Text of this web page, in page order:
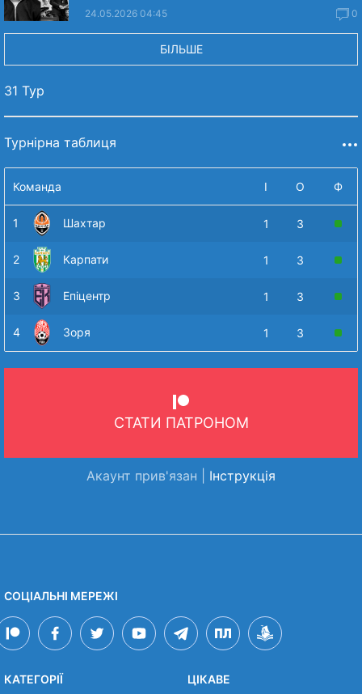
24.05.2026 04:45 0
БІЛЬШЕ
31 Тур
Турнірна таблиця
Команда І О Ф
1 Шахтар 1 3
2 Карпати 1 3
3 Епіцентр 1 3
4 Зоря 1 3
СТАТИ ПАТРОНОМ
Акаунт прив'язан | Інструкція
СОЦІАЛЬНІ МЕРЕЖІ
КАТЕГОРІЇ ЦІКАВЕ